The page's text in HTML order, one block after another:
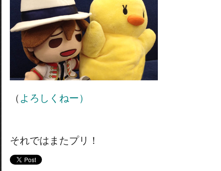
（ よろしくねー）
それではまたプリ！